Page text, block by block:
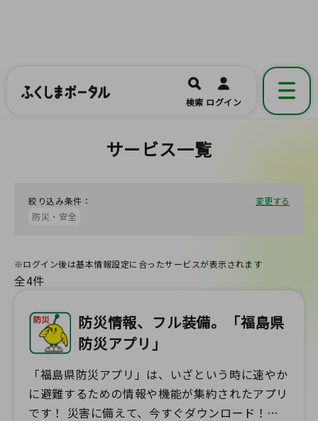
福島県公式の地域情報ポータルアプリ
開く
検索 ログイン
サービス一覧
絞り込み条件：
変更する
防災・安全
※ログイン後は基本情報設定に合ったサービスが表示されます
全4件
防災情報、フル装備。「福島県
防災アプリ」
「福島県防災アプリ」は、いざという時に速やか
に避難するための情報や機能が集約されたアプリ
です！ 災害に備えて、今すぐダウンロード！